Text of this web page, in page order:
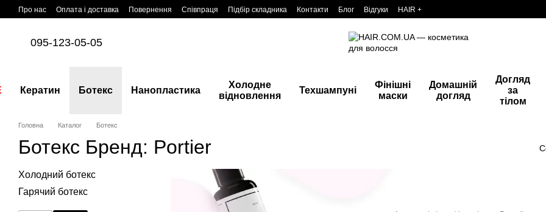
Перейти до основного контенту
Про нас Оплата і доставка Повернення Співпраця Підбір складника Контакти Блог Відгуки HAIR +
095-123-05-05
Кератин Ботекс Нанопластика
Холодне
відновлення
Техшампуні
Фінішні
маски
Домашній
догляд
Догляд
за
тілом
Головна Каталог Ботекс
Ботекс Бренд: Portier
Холодний ботекс
Гарячий ботекс